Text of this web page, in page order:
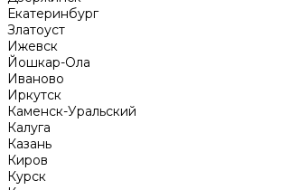
Екатеринбург
Златоуст
Ижевск
Йошкар-Ола
Иваново
Иркутск
Каменск-Уральский
Калуга
Казань
Киров
Курск